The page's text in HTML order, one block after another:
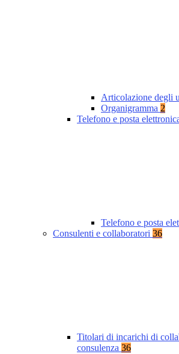
Articolazione degli
Organigramma 2
Telefono e posta
Telefono e posta
Consulenti e collaboratori 36
Titolari di incarichi di
consulenza 36